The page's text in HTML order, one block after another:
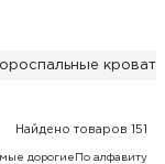
кровати
Найдено товаров 151
дорогие По алфавиту